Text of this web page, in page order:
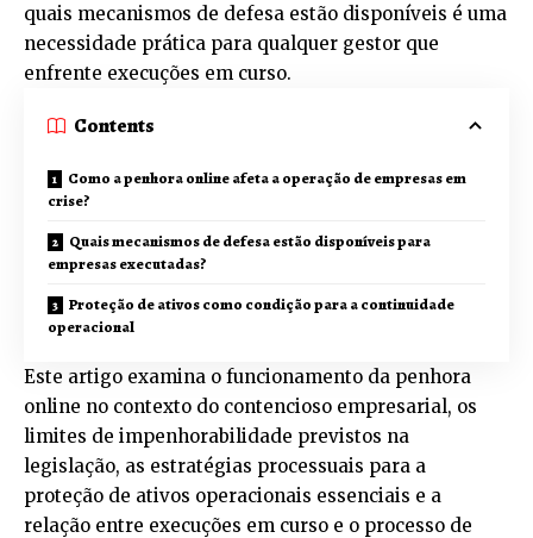
quais mecanismos de defesa estão disponíveis é uma
necessidade prática para qualquer gestor que
enfrente execuções em curso.
Contents
Como a penhora online afeta a operação de empresas em
crise?
Quais mecanismos de defesa estão disponíveis para
empresas executadas?
Proteção de ativos como condição para a continuidade
operacional
Este artigo examina o funcionamento da penhora
online no contexto do contencioso empresarial, os
limites de impenhorabilidade previstos na
legislação, as estratégias processuais para a
proteção de ativos operacionais essenciais e a
relação entre execuções em curso e o processo de